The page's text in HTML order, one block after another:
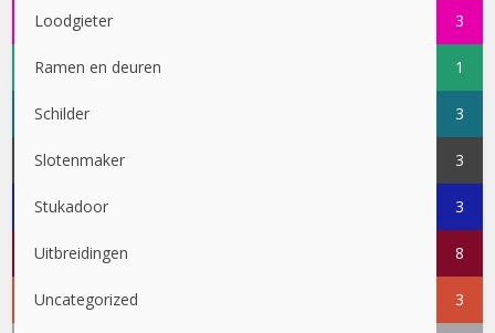
Loodgieter 3
Ramen en deuren 1
Schilder 3
Slotenmaker 3
Stukadoor 3
Uitbreidingen 8
Uncategorized 3